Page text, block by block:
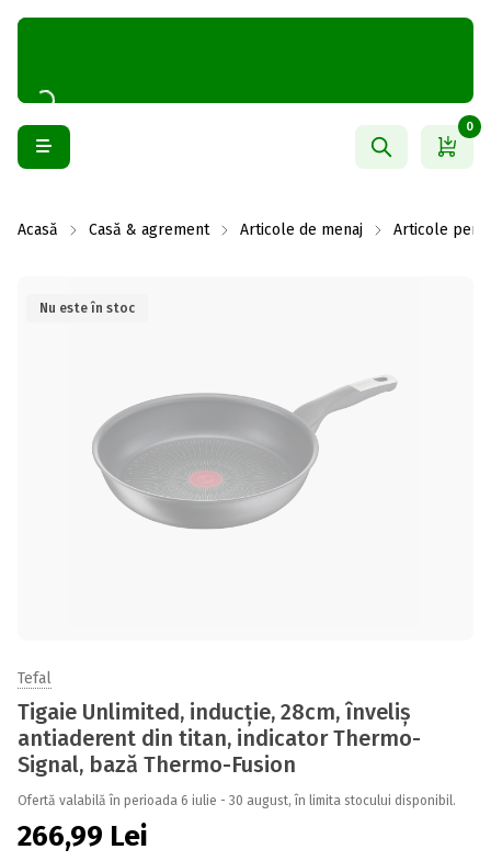
0
Acasă Casă & agrement Articole de menaj Articole
Nu este în stoc
Tefal
Tigaie Unlimited, inducție, 28cm, înveliș
antiaderent din titan, indicator Thermo-
Signal, bază Thermo-Fusion
Ofertă valabilă în perioada 6 iulie - 30 august, în limita stocului disponibil.
266,99 Lei